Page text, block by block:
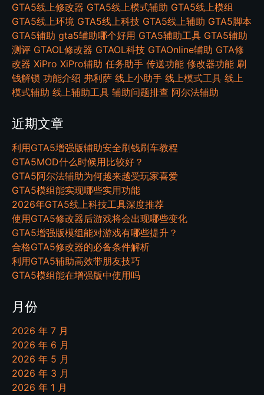
GTA5线上修改器 GTA5线上模式辅助 GTA5线上模组
GTA5线上环境 GTA5线上科技 GTA5线上辅助 GTA5脚本
GTA5辅助 gta5辅助哪个好用 GTA5辅助工具 GTA5辅助
测评 GTAOL修改器 GTAOL科技 GTAOnline辅助 GTA修
改器 XiPro XiPro辅助 任务助手 传送功能 修改器功能 刷
钱解锁 功能介绍 弗利萨 线上小助手 线上模式工具 线上
模式辅助 线上辅助工具 辅助问题排查 阿尔法辅助
近期文章
利用GTA5增强版辅助安全刷钱刷车教程
GTA5MOD什么时候用比较好？
GTA5阿尔法辅助为何越来越受玩家喜爱
GTA5模组能实现哪些实用功能
2026年GTA5线上科技工具深度推荐
使用GTA5修改器后游戏将会出现哪些变化
GTA5增强版模组能对游戏有哪些提升？
合格GTA5修改器的必备条件解析
利用GTA5辅助高效带朋友技巧
GTA5模组能在增强版中使用吗
月份
2026 年 7 月
2026 年 6 月
2026 年 5 月
2026 年 3 月
2026 年 1 月